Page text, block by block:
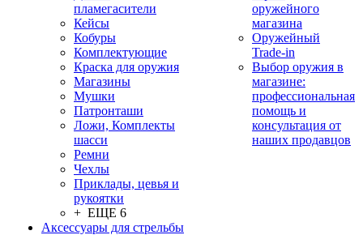
пламегасители
Кейсы
Кобуры
Комплектующие
Краска для оружия
Магазины
Мушки
Патронташи
Ложи, Комплекты
шасси
Ремни
Чехлы
Приклады, цевья и
рукоятки
+ ЕЩЕ 6
Аксессуары для стрельбы
оружейного
магазина
Оружейный
Trade-in
Выбор оружия в
магазине:
профессиональная
помощь и
консультация от
наших продавцов